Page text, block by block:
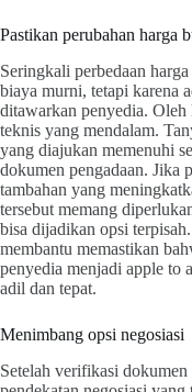
Pastikan perubahan harga
Seringkali perbedaan
biaya murni, tetapi karena
ditawarkan penyedia.
teknis yang mendalam.
yang diajukan memenuhi
dokumen pengadaan. Jika
tambahan yang
tersebut memang
bisa dijadikan opsi
membantu memastikan
penyedia menjadi apple to
adil dan tepat.
Menimbang opsi negosiasi
Setelah verifikasi